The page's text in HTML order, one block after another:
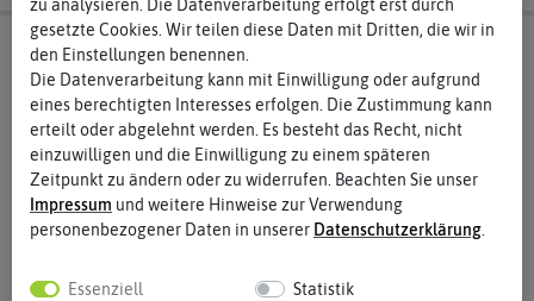
zu analysieren. Die Datenverarbeitung erfolgt erst durch
gesetzte Cookies. Wir teilen diese Daten mit Dritten, die wir in
den Einstellungen benennen.
Die Datenverarbeitung kann mit Einwilligung oder aufgrund
eines berechtigten Interesses erfolgen. Die Zustimmung kann
erteilt oder abgelehnt werden. Es besteht das Recht, nicht
einzuwilligen und die Einwilligung zu einem späteren
Zeitpunkt zu ändern oder zu widerrufen. Beachten Sie unser
Impressum und weitere Hinweise zur Verwendung
personenbezogener Daten in unserer Daten­schutz­erklärung
Essenziell Statistik